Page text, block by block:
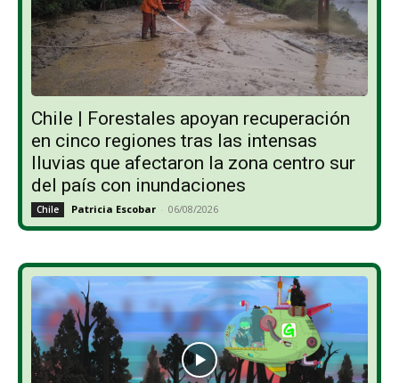
Chile | Forestales apoyan recuperación
en cinco regiones tras las intensas
lluvias que afectaron la zona centro sur
del país con inundaciones
Chile Patricia Escobar - 06/08/2026